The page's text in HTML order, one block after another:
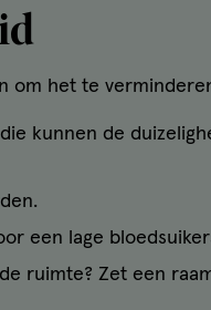
om het te
kunnen de
een lage
ruimte? Zet een